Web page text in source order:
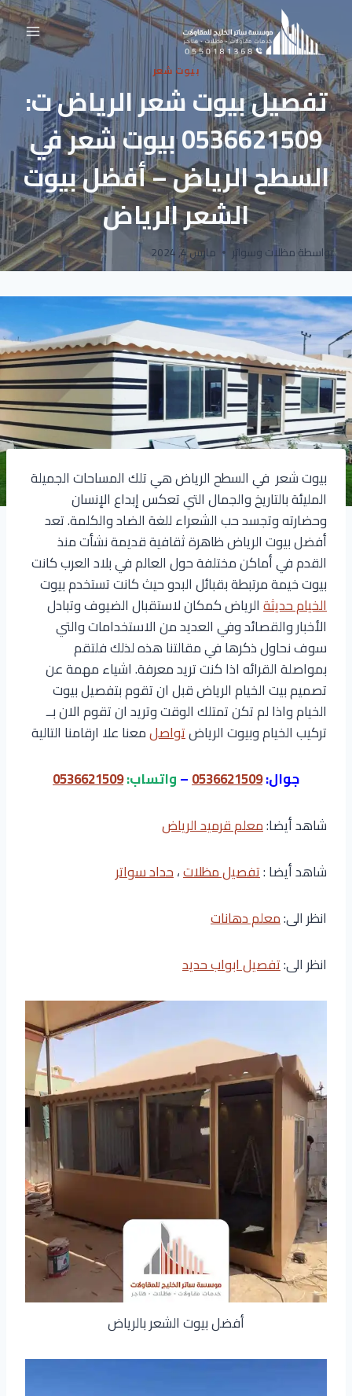
المحتوى
بيوت شعر
تفصيل بيوت شعر الرياض ت:
0536621509 بيوت شعر في
السطح الرياض – أفضل بيوت
الشعر الرياض
بواسطةمظلات وسواتر مارس 4, 2024
بيوت شعر في السطح الرياض هي تلك المساحات الجميلة
المليئة بالتاريخ والجمال التي تعكس إبداع الإنسان
وحضارته وتجسد حب الشعراء للغة الضاد والكلمة. تعد
أفضل بيوت الرياض ظاهرة ثقافية قديمة نشأت منذ
القدم في أماكن مختلفة حول العالم في بلاد العرب كانت
بيوت خيمة مرتبطة بقبائل البدو حيث كانت تستخدم بيوت
الخيام حديثةالرياض كمكان لاستقبال الضيوف وتبادل
الأخبار والقصائد وفي العديد من الاستخدامات والتي
سوف نحاول ذكرها في مقالتنا هذه لذلك فلتقم
بمواصلة القرائه اذا كنت تريد معرفة. اشياء مهمة عن
تصميم بيت الخيام الرياض قبل ان تقوم بتفصيل بيوت
الخيام واذا لم تكن تمتلك الوقت وتريد ان تقوم الان بــ
تركيب الخيام وبيوت الرياضتواصلمعنا علا ارقامنا التالية
جوال:0536621509
–واتساب:0536621509
شاهد أيضا:معلم قرميد الرياض
شاهد أيضا :تفصيل مظلات،حداد سواتر
انظر الى:معلم دهانات
انظر الى:تفصيل ابواب حديد
أفضل بيوت الشعر بالرياض